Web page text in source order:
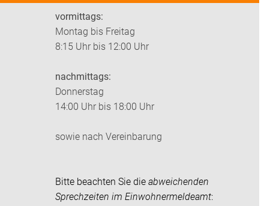
vormittags:
Montag bis Freitag
8:15 Uhr bis 12:00 Uhr
nachmittags:
Donnerstag
14:00 Uhr bis 18:00 Uhr
sowie nach Vereinbarung
Bitte beachten Sie die abweichenden
Sprechzeiten im Einwohnermeldeamt: